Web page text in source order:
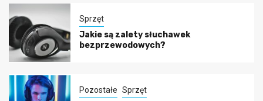
Sprzęt
Jakie są zalety słuchawek
bezprzewodowych?
Pozostałe Sprzęt